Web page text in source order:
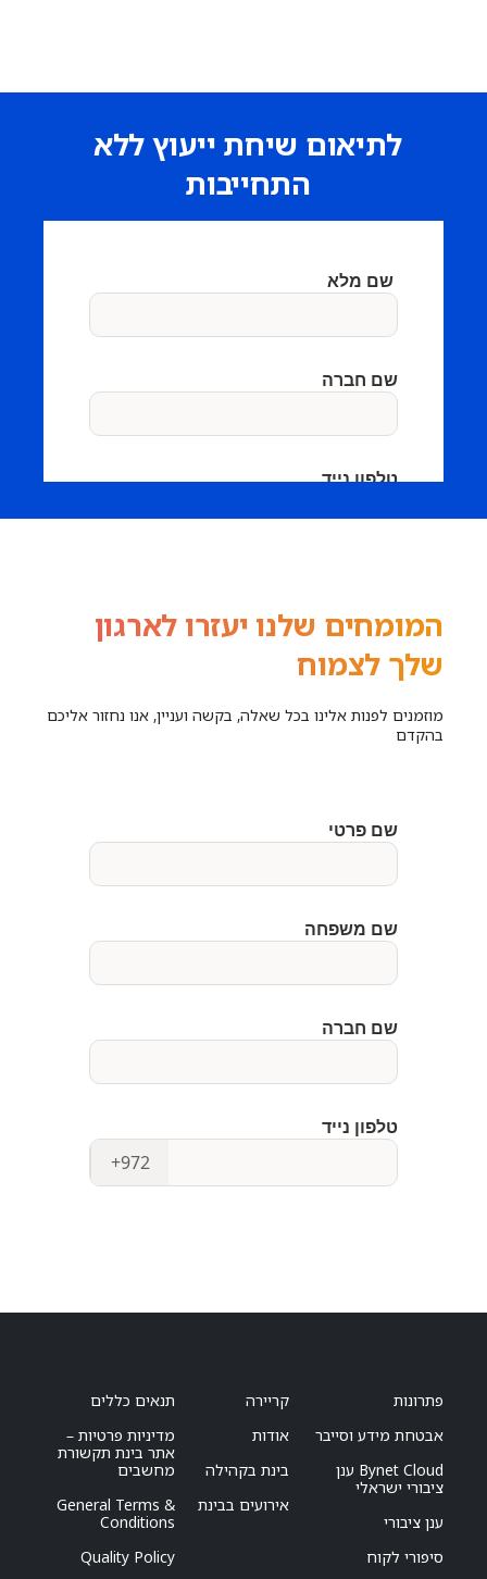
לתיאום שיחת ייעוץ ללא
התחייבות
המומחים שלנו יעזרו לארגון
שלך לצמוח
מוזמנים לפנות אלינו בכל שאלה, בקשה ועניין, אנו נחזור אליכם
בהקדם
פתרונות
אבטחת מידע וסייבר
Bynet Cloud ענן
ציבורי ישראלי
ענן ציבורי
סיפורי לקוח
קריירה
אודות
בינת בקהילה
אירועים בבינת
תנאים כללים
מדיניות פרטיות –
אתר בינת תקשורת
מחשבים
General Terms &
Conditions
Quality Policy